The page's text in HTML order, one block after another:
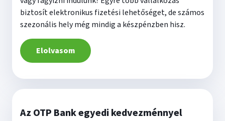
biztosít elektronikus fizetési lehetőséget, de számos
szezonális hely még mindig a készpénzben hisz.
Elolvasom
Az OTP Bank egyedi kedvezménnyel